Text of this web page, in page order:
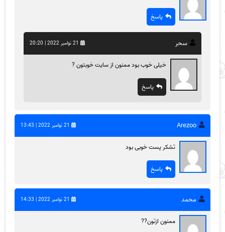
پاسخ
سحر 21 نوامبر 2022 | 20:20
خیلی خوب بود ممنون از سایت خوبتون ?
پاسخ
Arezoo 21 نوامبر 2022 | 13:43
تشکر پست خوبی بود
پاسخ
محمد 21 نوامبر 2022 | 14:33
ممنون ازتون??